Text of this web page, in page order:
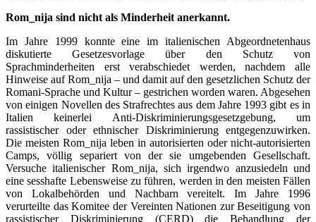
Rom_nija sind nicht als Minderheit anerkannt.
Im Jahre 1999 konnte eine im italienischen Abgeordnetenhaus
diskutierte Gesetzesvorlage über den Schutz von
Sprachminderheiten erst verabschiedet werden, nachdem alle
Hinweise auf Rom_nija – und damit auf den gesetzlichen Schutz der
Romani-Sprache und Kultur – gestrichen worden waren. Abgesehen
von einigen Novellen des Strafrechtes aus dem Jahre 1993 gibt es in
Italien keinerlei Anti-Diskriminierungsgesetzgebung, um
rassistischer oder ethnischer Diskriminierung entgegenzuwirken.
Die meisten Rom_nija leben in autorisierten oder nicht-autorisierten
Camps, völlig separiert von der sie umgebenden Gesellschaft.
Versuche italienischer Rom_nija, sich irgendwo anzusiedeln und
eine sesshafte Lebensweise zu führen, werden in den meisten Fällen
von Lokalbehörden und Nachbarn vereitelt. Im Jahre 1996
verurteilte das Komitee der Vereinten Nationen zur Beseitigung von
rassistischer Diskriminierung (CERD) die Behandlung der